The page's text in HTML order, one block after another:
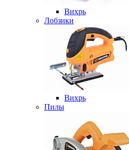
Вихрь
Лобзики
Вихрь
Пилы